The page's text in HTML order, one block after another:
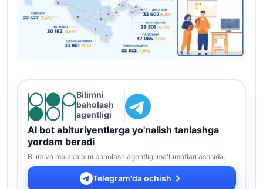
Bilimni
baholash
agentligi
AI bot abituriyentlarga yo'nalish tanlashga
yordam beradi
Bilim va malakalarni baholash agentligi ma'lumotlari asosida.
Telegram'da ochish